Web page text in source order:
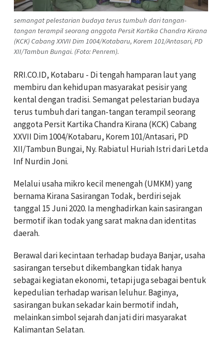
semangat pelestarian budaya terus tumbuh dari tangan-
tangan terampil seorang anggota Persit Kartika Chandra Kirana
(KCK) Cabang XXVII Dim 1004/Kotabaru, Korem 101/Antasari, PD
XII/Tambun Bungai. (Foto: Penrem).
RRI.CO.ID, Kotabaru - Di tengah hamparan laut yang
membiru dan kehidupan masyarakat pesisir yang
kental dengan tradisi. Semangat pelestarian budaya
terus tumbuh dari tangan-tangan terampil seorang
anggota Persit Kartika Chandra Kirana (KCK) Cabang
XXVII Dim 1004/Kotabaru, Korem 101/Antasari, PD
XII/Tambun Bungai, Ny. Rabiatul Huriah Istri dari Letda
Inf Nurdin Joni.
Melalui usaha mikro kecil menengah (UMKM) yang
bernama Kirana Sasirangan Todak, berdiri sejak
tanggal 15 Juni 2020. Ia menghadirkan kain sasirangan
bermotif ikan todak yang sarat makna dan identitas
daerah.
Berawal dari kecintaan terhadap budaya Banjar, usaha
sasirangan tersebut dikembangkan tidak hanya
sebagai kegiatan ekonomi, tetapi juga sebagai bentuk
kepedulian terhadap warisan leluhur. Baginya,
sasirangan bukan sekadar kain bermotif indah,
melainkan simbol sejarah dan jati diri masyarakat
Kalimantan Selatan.